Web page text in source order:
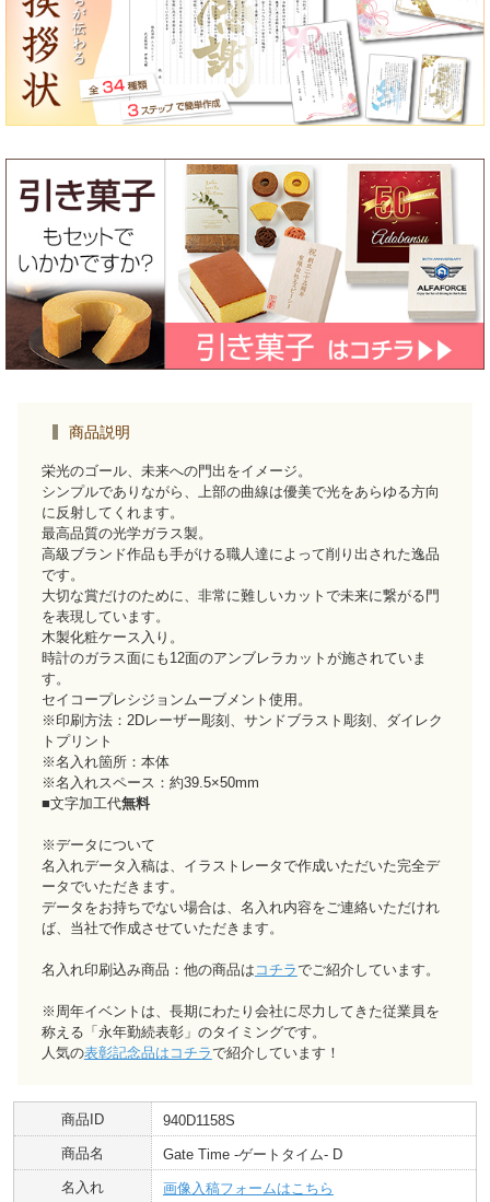
商品説明
栄光のゴール、未来への門出をイメージ。
シンプルでありながら、上部の曲線は優美で光をあらゆる方向
に反射してくれます。
最高品質の光学ガラス製。
高級ブランド作品も手がける職人達によって削り出された逸品
です。
大切な賞だけのために、非常に難しいカットで未来に繋がる門
を表現しています。
木製化粧ケース入り。
時計のガラス面にも12面のアンブレラカットが施されていま
す。
セイコープレシジョンムーブメント使用。
※印刷方法：2Dレーザー彫刻、サンドブラスト彫刻、ダイレク
トプリント
※名入れ箇所：本体
※名入れスペース：約39.5×50mm
■文字加工代無料
※データについて
名入れデータ入稿は、イラストレータで作成いただいた完全デ
ータでいただきます。
データをお持ちでない場合は、名入れ内容をご連絡いただけれ
ば、当社で作成させていただきます。
名入れ印刷込み商品：他の商品は コチラでご紹介しています。
※周年イベントは、長期にわたり会社に尽力してきた従業員を
称える「永年勤続表彰」のタイミングです。
人気の表彰記念品はコチラで紹介しています！
商品ID
940D1158S
商品名
Gate Time -ゲートタイム- D
名入れ
画像入稿フォームはこちら